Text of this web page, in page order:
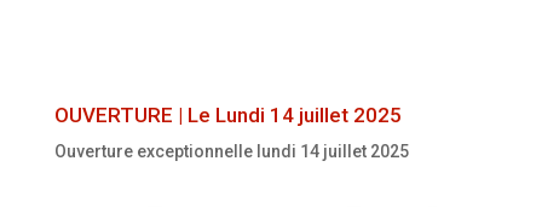
OUVERTURE | Le Lundi 14 juillet 2025
Ouverture exceptionnelle lundi 14 juillet 2025